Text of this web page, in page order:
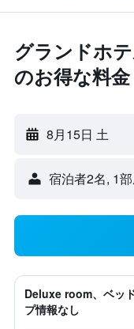
グランドホ
のお得な料金
8月15日 土
宿泊者2名, 1​
Deluxe room、ベッ
プ情報なし